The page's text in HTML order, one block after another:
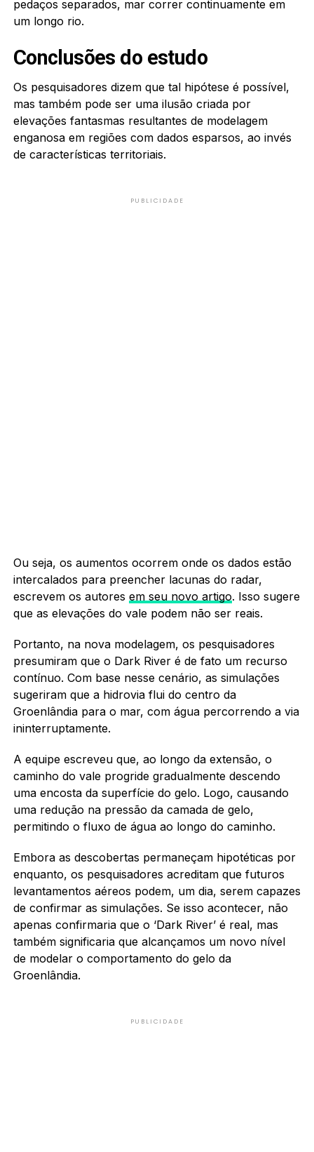
pedaços separados, mar correr continuamente em
um longo rio.
Conclusões do estudo
Os pesquisadores dizem que tal hipótese é possível,
mas também pode ser uma ilusão criada por
elevações fantasmas resultantes de modelagem
enganosa em regiões com dados esparsos, ao invés
de características territoriais.
PUBLICIDADE
Ou seja, os aumentos ocorrem onde os dados estão
intercalados para preencher lacunas do radar,
escrevem os autores em seu novo artigo. Isso sugere
que as elevações do vale podem não ser reais.
Portanto, na nova modelagem, os pesquisadores
presumiram que o Dark River é de fato um recurso
contínuo. Com base nesse cenário, as simulações
sugeriram que a hidrovia flui do centro da
Groenlândia para o mar, com água percorrendo a via
ininterruptamente.
A equipe escreveu que, ao longo da extensão, o
caminho do vale progride gradualmente descendo
uma encosta da superfície do gelo. Logo, causando
uma redução na pressão da camada de gelo,
permitindo o fluxo de água ao longo do caminho.
Embora as descobertas permaneçam hipotéticas por
enquanto, os pesquisadores acreditam que futuros
levantamentos aéreos podem, um dia, serem capazes
de confirmar as simulações. Se isso acontecer, não
apenas confirmaria que o ‘Dark River’ é real, mas
também significaria que alcançamos um novo nível
de modelar o comportamento do gelo da
Groenlândia.
PUBLICIDADE